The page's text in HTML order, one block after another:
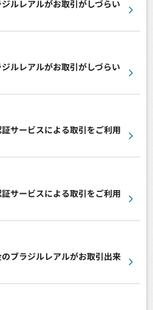
ルレアルがお取引がしづらい
ルレアルがお取引がしづらい
証サービスによる取引をご利用
証サービスによる取引をご利用
のブラジルレアルがお取引出来